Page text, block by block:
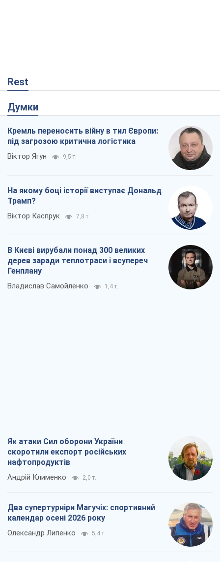
Rest
Думки
Кремль переносить війну в тил Європи:
під загрозою критична логістика
Віктор Ягун 9,5 т.
На якому боці історії виступає Дональд
Трамп?
Віктор Каспрук 7,8 т.
В Києві вирубали понад 300 великих
дерев заради теплотраси і всупереч
Генплану
Владислав Самойленко 1,4 т.
Як атаки Сил оборони України
скоротили експорт російських
нафтопродуктів
Андрій Клименко 2,0 т.
Два супертурніри Магучіх: спортивний
календар осені 2026 року
Олександр Липенко 5,4 т.